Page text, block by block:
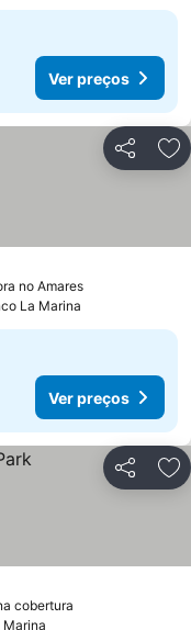
Ver preços
Partilhar
no AmaresVer preços
La Marina
Ver preços
Partilhar
cobertura
Marina